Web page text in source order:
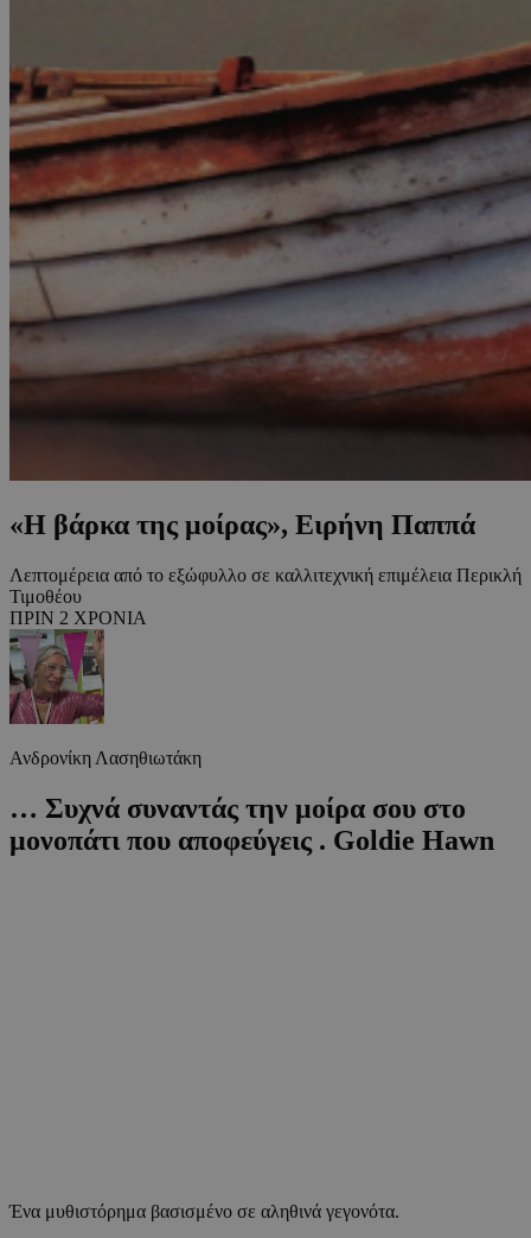
«Η βάρκα της μοίρας», Ειρήνη Παππά
Λεπτομέρεια από το εξώφυλλο σε καλλιτεχνική επιμέλεια Περικλή
Τιμοθέου
ΠΡΙΝ 2 ΧΡΟΝΙΑ
Ανδρονίκη Λασηθιωτάκη
… Συχνά συναντάς την μοίρα σου στο
μονοπάτι που αποφεύγεις . Goldie Hawn
Ένα μυθιστόρημα βασισμένο σε αληθινά γεγονότα.